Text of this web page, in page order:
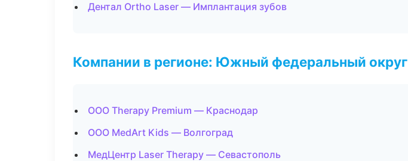
Дентал Ortho Laser — Имплантация зубов
Компании в регионе: Южный федеральный округ
ООО Therapy Premium — Краснодар
ООО MedArt Kids — Волгоград
МедЦентр Laser Therapy — Севастополь